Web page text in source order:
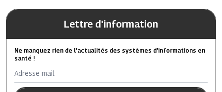
Lettre d'information
Ne manquez rien de l’actualités des systèmes d’informations en
santé !
Adresse mail